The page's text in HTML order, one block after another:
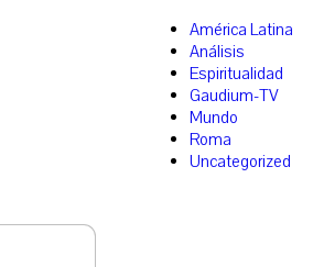
América Latina
Análisis
Espiritualidad
Gaudium-TV
Mundo
Roma
Uncategorized